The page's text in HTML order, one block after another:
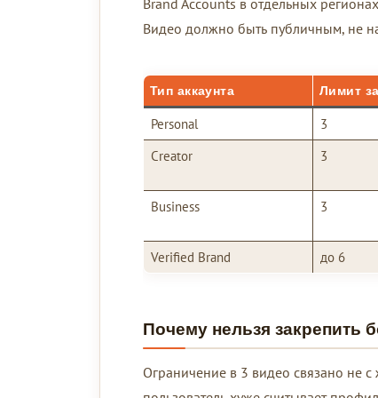
Видео должно быть публичным, не
Тип аккаунта Лимит
Personal 3
Creator
3
Business
3
Verified Brand
до 6
Почему нельзя закрепить
Ограничение в 3 видео связано не